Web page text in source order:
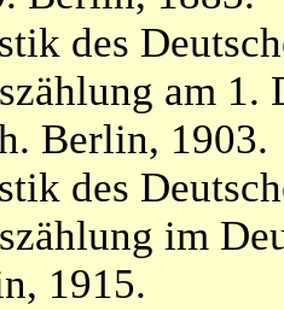
des
am 1.
Berlin, 1903.
des
im
1915.